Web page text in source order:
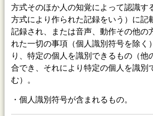
方式そのほか人の知覚によって認識す
方式により作られた記録をいう）に記
記録され、または音声、動作その他の
れた一切の事項（個人識別符号を除く
り、特定の個人を識別できるもの（他
合でき、それにより特定の個人を識別
む）。
・個人識別符号が含まれるもの。